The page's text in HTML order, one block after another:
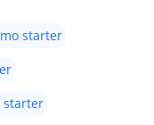
starter
starter